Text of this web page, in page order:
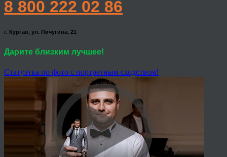
8 800 222 02 86
г. Курган, ул. Пичугина, 21
Дарите близким лучшее!
Статуэтка по фото с портретным сходством!